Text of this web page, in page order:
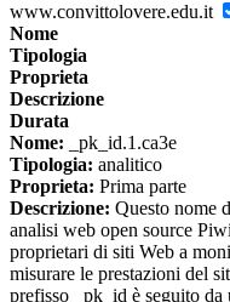
www.convittolovere.edu.it
Nome
Tipologia
Proprieta
Descrizione
Durata
Nome: _pk_id.1.ca3e
Tipologia: analitico
Proprieta: Prima parte
Descrizione: Questo nome
analisi web open source
proprietari di siti Web a
misurare le prestazioni del
prefisso _pk_id è seguito da